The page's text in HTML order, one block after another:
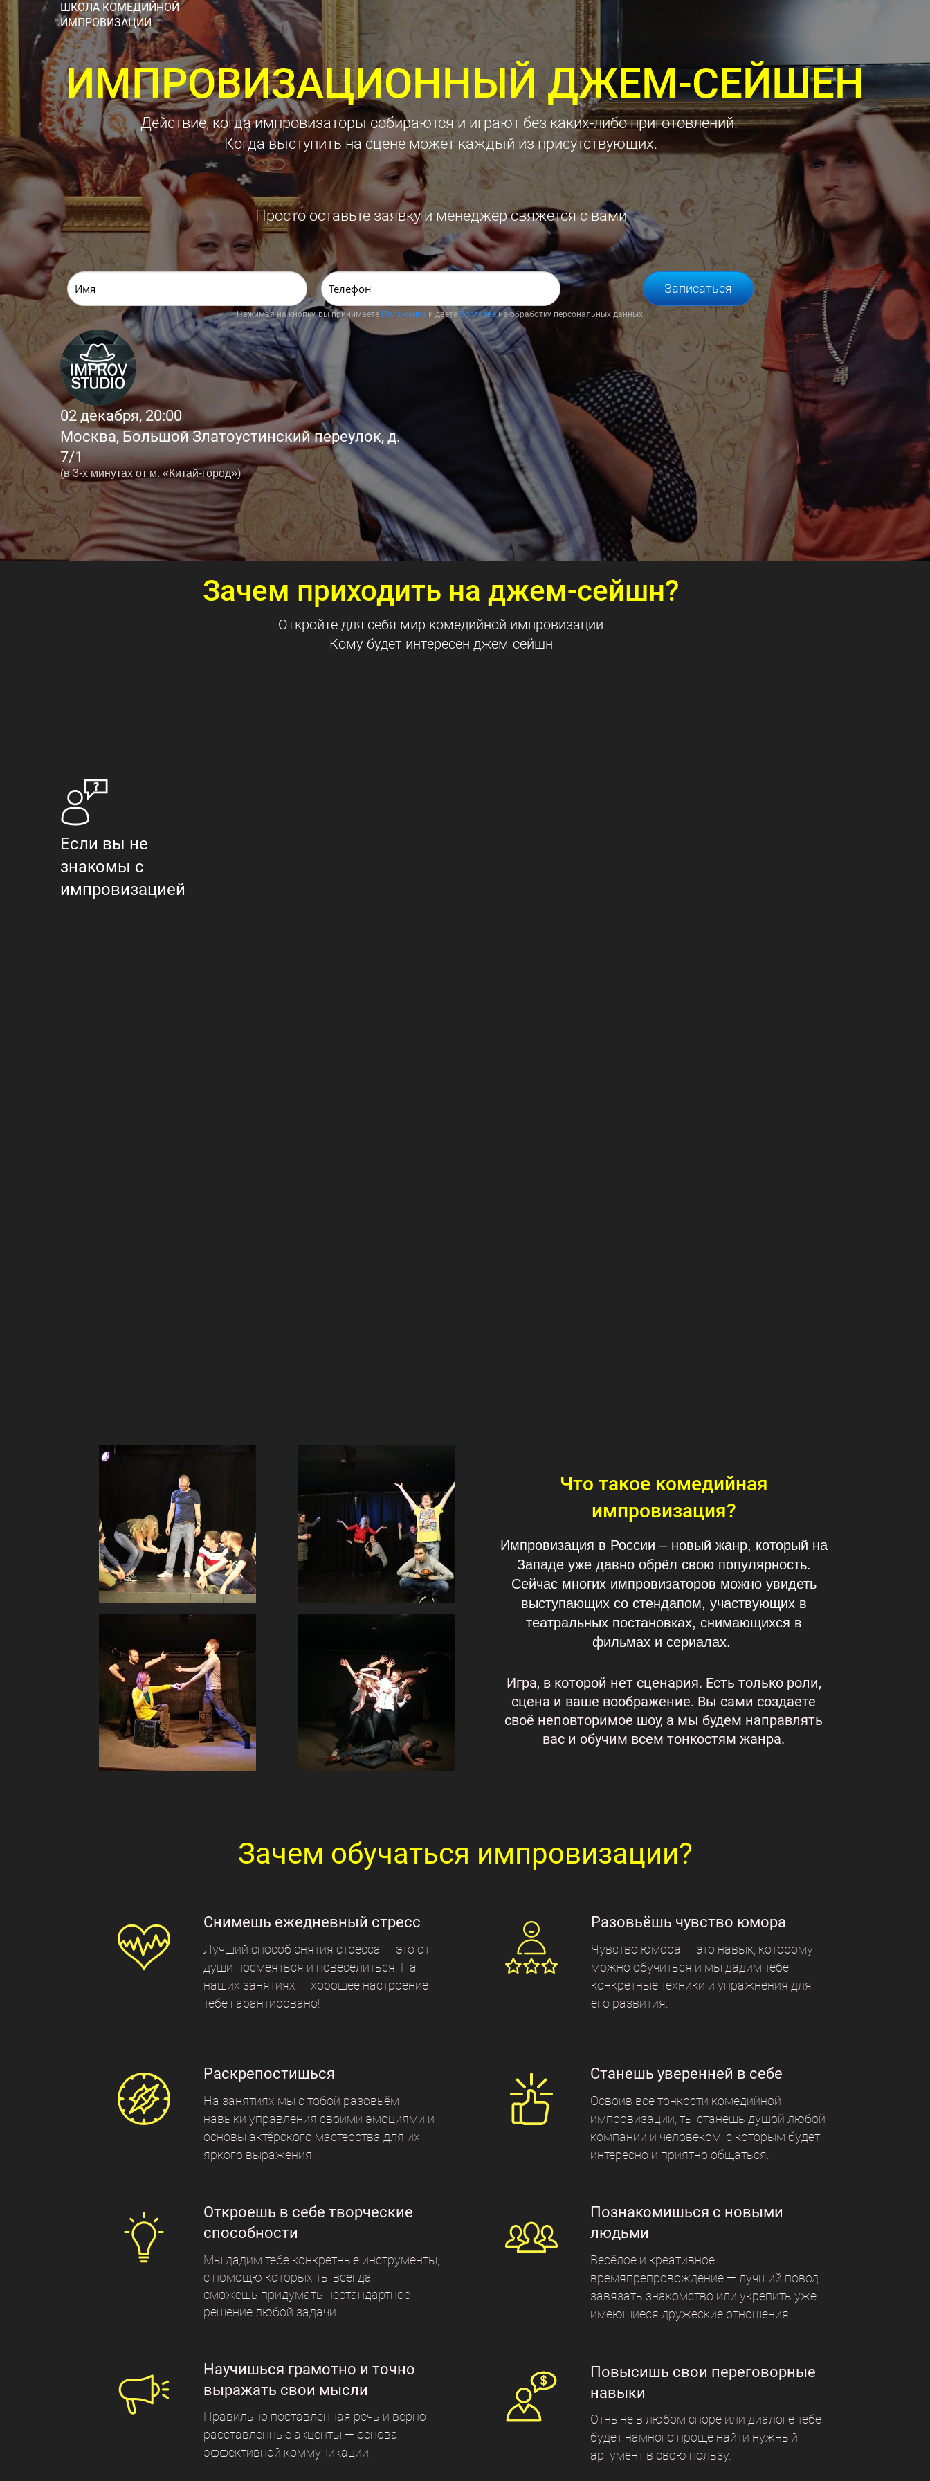
ШКОЛА КОМЕДИЙНОЙ
ИМПРОВИЗАЦИИ
ИМПРОВИЗАЦИОННЫЙ ДЖЕМ-СЕЙШЕН
Действие, когда импровизаторы собираются и играют без каких-либо приготовлений.
Когда выступить на сцене может каждый из присутствующих.
Просто оставьте заявку и менеджер свяжется с вами
Записаться
Нажимая на кнопку, вы принимаете Положение и даетеСогласиена обработку персональных данных.
02 декабря, 20:00
Москва, Большой Златоустинский переулок, д.
7/1
(в 3-х минутах от м. «Китай-город»)
Зачем приходить на джем-сейшн?
Откройте для себя мир комедийной импровизации
Кому будет интересен джем-сейшн
Если вы не
знакомы с
импровизацией
театральном и комедийном
Сыграете на сцене в
импровизационных форматах;
Познакомитесь с ребятами
которые давно занимаются
импровизацией;
Очень весело и интересно
проведёте вечер;
Шутки и истории на основе твоих
Возможность раскрыть свой
творческий потенциал;
Узнаете как вы будете смотреться
на сцене;
Необычный способ провести
Это безопасно, никто не вытащит
Если вы хотите
узнать больше о
импровизации
Что такое комедийная
импровизация?
Импровизация в России – новый жанр, который на
Западе уже давно обрёл свою популярность.
Сейчас многих импровизаторов можно увидеть
выступающих со стендапом, участвующих в
театральных постановках, снимающихся в
фильмах и сериалах.
Игра, в которой нет сценария. Есть только роли,
сцена и ваше воображение. Вы сами создаете
своё неповторимое шоу, а мы будем направлять
вас и обучим всем тонкостям жанра.
Зачем обучаться импровизации?
Снимешь ежедневный стресс
Лучший способ снятия стресса — это от
души посмеяться и повеселиться. На
наших занятиях — хорошее настроение
тебе гарантировано!
Разовьёшь чувство юмора
Чувство юмора — это навык, которому
можно обучиться и мы дадим тебе
конкретные техники и упражнения для
его развития.
Раскрепостишься
На занятиях мы с тобой разовьём
навыки управления своими эмоциями и
основы актёрского мастерства для их
яркого выражения.
Откроешь в себе творческие
способности
Мы дадим тебе конкретные инструменты,
с помощю которых ты всегда
сможешь придумать нестандартное
решение любой задачи.
Научишься грамотно и точно
выражать свои мысли
Правильно поставленная речь и верно
расставленные акценты — основа
эффективной коммуникации.
Станешь уверенней в себе
Освоив все тонкости комедийной
импровизации, ты станешь душой любой
компании и человеком, с которым будет
интересно и приятно общаться.
Познакомишься с новыми
людьми
Весёлое и креативное
времяпрепровождение — лучший повод
завязать знакомство или укрепить уже
имеющиеся дружеские отношения.
Повысишь свои переговорные
навыки
Отныне в любом споре или диалоге тебе
будет намного проще найти нужный
аргумент в свою пользу.